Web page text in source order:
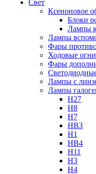
Свет
Ксеноновое
Блоки
Лампы
Лампы
Фары
Ходовые огни
Фары
Лампы с
Лампы
H27
H8
H7
HB3
H1
HB4
H11
H3
H4